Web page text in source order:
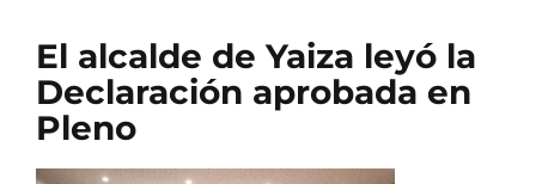
TURISMO
El alcalde de Yaiza leyó la
Declaración aprobada en
Pleno